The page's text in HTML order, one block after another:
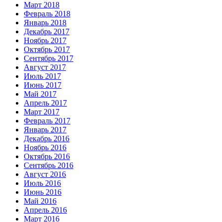
Март 2018
Февраль 2018
Январь 2018
Декабрь 2017
Ноябрь 2017
Октябрь 2017
Сентябрь 2017
Август 2017
Июль 2017
Июнь 2017
Май 2017
Апрель 2017
Март 2017
Февраль 2017
Январь 2017
Декабрь 2016
Ноябрь 2016
Октябрь 2016
Сентябрь 2016
Август 2016
Июль 2016
Июнь 2016
Май 2016
Апрель 2016
Март 2016